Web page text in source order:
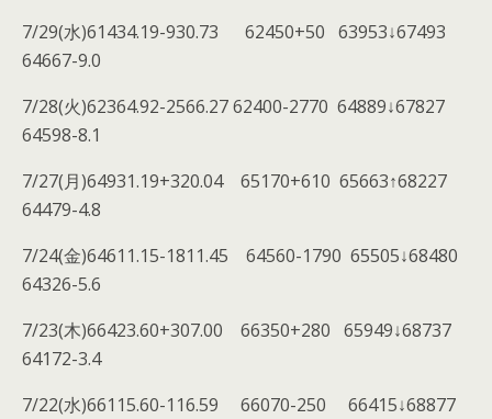
7/29(水)61434.19-930.73 62450+50 63953↓67493
64667-9.0
7/28(火)62364.92-2566.27 62400-2770 64889↓67827
64598-8.1
7/27(月)64931.19+320.04 65170+610 65663↑68227
64479-4.8
7/24(金)64611.15-1811.45 64560-1790 65505↓68480
64326-5.6
7/23(木)66423.60+307.00 66350+280 65949↓68737
64172-3.4
7/22(水)66115.60-116.59 66070-250 66415↓68877